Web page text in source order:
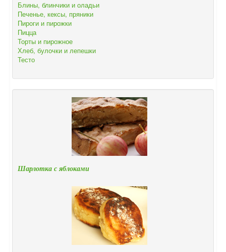
Блины, блинчики и оладьи
Печенье, кексы, пряники
Пироги и пирожки
Пицца
Торты и пирожное
Хлеб, булочки и лепешки
Тесто
Шарлотка с яблоками